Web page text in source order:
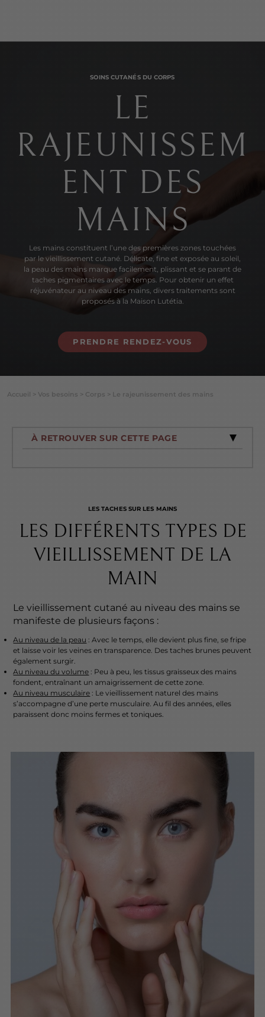
SOINS CUTANÉS DU CORPS
LE
RAJEUNISSEM
ENT DES
MAINS
Les mains constituent l’une des premières zones touchées
par le vieillissement cutané. Délicate, fine et exposée au soleil,
la peau des mains marque facilement, plissant et se parant de
taches pigmentaires avec le temps. Pour obtenir un effet
réjuvénateur au niveau des mains, divers traitements sont
proposés à la Maison Lutétia.
PRENDRE RENDEZ-VOUS
Accueil > Vos besoins > Corps > Le rajeunissement des mains
À RETROUVER SUR CETTE PAGE
LES TACHES SUR LES MAINS
LES DIFFÉRENTS TYPES DE
VIEILLISSEMENT DE LA
MAIN
Le vieillissement cutané au niveau des mains se
manifeste de plusieurs façons :
Au niveau de la peau : Avec le temps, elle devient plus fine, se fripe
et laisse voir les veines en transparence. Des taches brunes peuvent
également surgir.
Au niveau du volume : Peu à peu, les tissus graisseux des mains
fondent, entraînant un amaigrissement de cette zone.
Au niveau musculaire : Le vieillissement naturel des mains
s’accompagne d’une perte musculaire. Au fil des années, elles
paraissent donc moins fermes et toniques.